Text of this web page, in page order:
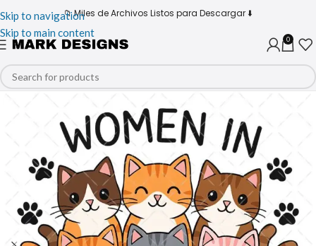
Skip to navigation
Skip to main content
📁 Miles de Archivos Listos para Descargar ⬇️
0